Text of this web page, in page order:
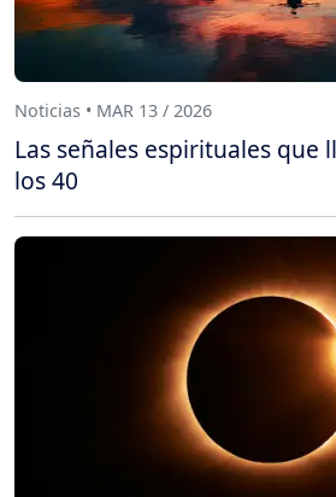
Noticias • MAR 13 / 2026
Las señales espirituales que
los 40